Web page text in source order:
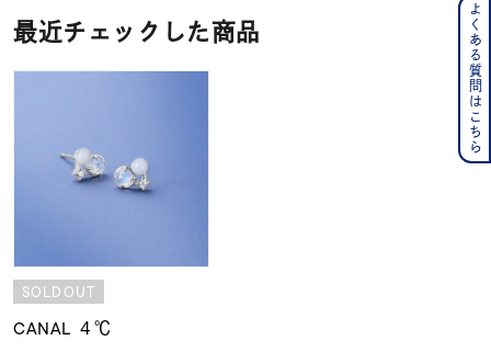
最近チェックした商品
SOLDOUT
CANAL ４℃
よくある質問はこちら